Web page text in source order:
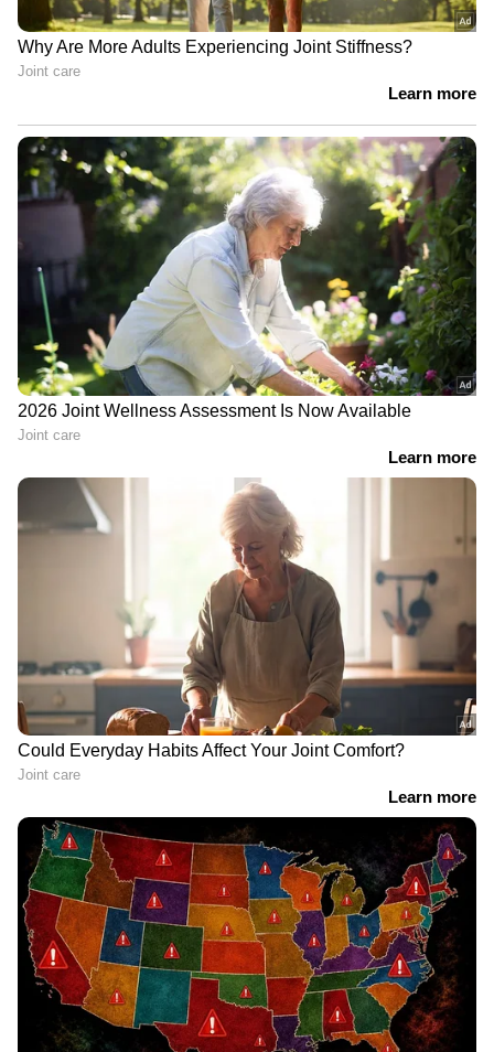
തെളിവ് നശിപ്പിച്ചതിന് മൂന്നു വ‍ർഷവും 10,000
രൂപയും ഗൂഢാലോചന ആറുമാസവും
കള്ളതെളിവ് ഉണ്ടാക്കിയതിന് മൂന്നു വർഷവും
വ്യാജ രേഖയുണ്ടാക്കിയതിന് രണ്ടു
വർഷവുമാണ് ശിക്ഷിച്ചത്. സർക്കാർ
ഉദ്യോഗസ്ഥൻ നടത്തിയ വഞ്ചന
തെളിഞ്ഞതിനാൽ ജീവപര്യന്തം ശിക്ഷവരെ
ലഭിക്കുമായിരുന്നു. അതിനാൽ ശിക്ഷ
വിധിക്കുമേലുള്ള വാദം സിജെഎം കോടതിയിൽ
കേള്‍ക്കണമെന്ന ്പ്രോസിക്യൂഷൻ ആവശ്യം
തള്ളിയാണ് മജിസ്ട്രേറ്റ് കോടതി ശിക്ഷിച്ചത്.
അട്ടിമറി വ്യക്തമായതോടെ ലഹരിക്കേസ്
നടത്തിയ നിയപോരാട്ടത്തിനൊടുവിലാണ്
വഞ്ചിയൂർ പൊലിസ് കേസെടുത്തത്. നിരവധി
പ്രാവശ്യം അന്വേഷണം അട്ടിമറിക്കപ്പെട്ടു.
2005ൽ ഉത്തരമേഖല ഐജിയായിരുന്ന
സെൻകുമാറിൻെറ നേതൃത്വത്തിൽ പ്രത്യേക
സംഘമാണ് അന്വേഷണം നടത്തി കുറ്റപത്രം
സമർപ്പിച്ചത്. സുപ്രീം കോടതിവരെ ജയമോഹൻ
നിയമപരാട്ടം നടത്തിയിരുന്നു. വിദേശിയായ
പ്രതി ശിക്ഷിക്കപ്പെട്ടപ്പോള്‍ താനൊരു ബോംബ്
ഒളിപ്പിച്ചിട്ടുണ്ടെന്ന് ആൻറണി രാജു കോടതി
വരാന്തയിൽ വച്ച് അന്വേഷണ ഉദ്യോഗസ്ഥനോട്
പറഞ്ഞതാണ് സംശയം വർദ്ധിച്ചതും
തുടർന്നുള്ള അന്വേഷണത്തിന് ഇടയാക്കിയതും.
മജിസ്ട്രേറ്റ് കോടതിക്ക് നൽകാവുന്ന പരമാവധി
ശിക്ഷയായ മൂന്നു വർഷം ലഭിച്ചതിനാൽ
ആൻറണി രാജുവിന് ജാമ്യം ലഭിച്ചു. രണ്ടു
വർഷത്തിൽ കൂടുതൽ ശിക്ഷിക്കപ്പെട്ടതോടെ